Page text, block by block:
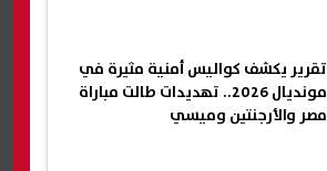
تقرير يكشف كواليس أمنية مثيرة في
مونديال 2026.. تهديدات طالت مباراة
مصر والأرجنتين وميسي